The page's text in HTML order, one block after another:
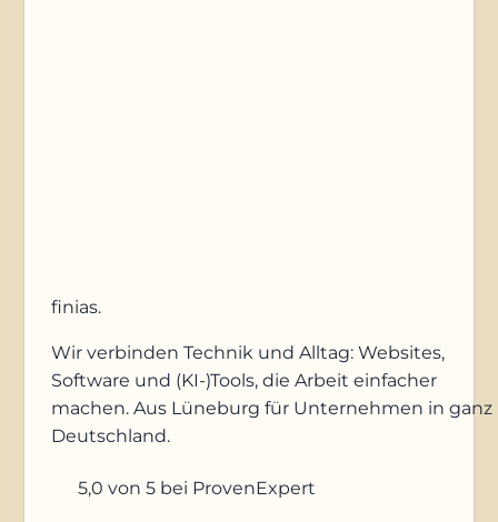
finias.
Wir verbinden Technik und Alltag: Websites,
Software und (KI-)Tools, die Arbeit einfacher
machen. Aus Lüneburg für Unternehmen in ganz
Deutschland.
5,0 von 5 bei ProvenExpert